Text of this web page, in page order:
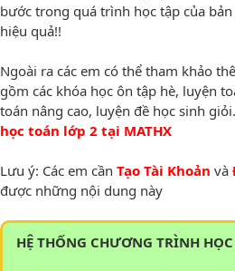
bước trong quá trình học tập của
hiệu quả!!
Ngoài ra các em có thể tham khảo
gồm các khóa học ôn tập hè, luyện
toán nâng cao, luyện đề học sinh
học toán lớp 2 tại MATHX
Lưu ý: Các em cần Tạo Tài Khoản và
được những nội dung này
HỆ THỐNG CHƯƠNG TRÌNH